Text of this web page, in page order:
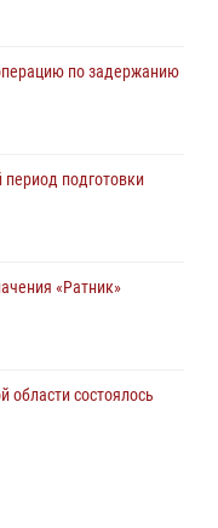
по задержанию
период подготовки
«Ратник»
области состоялось
области приняли